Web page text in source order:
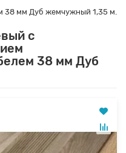
38 мм Дуб жемчужный 1,35 м.
с
38 мм Дуб